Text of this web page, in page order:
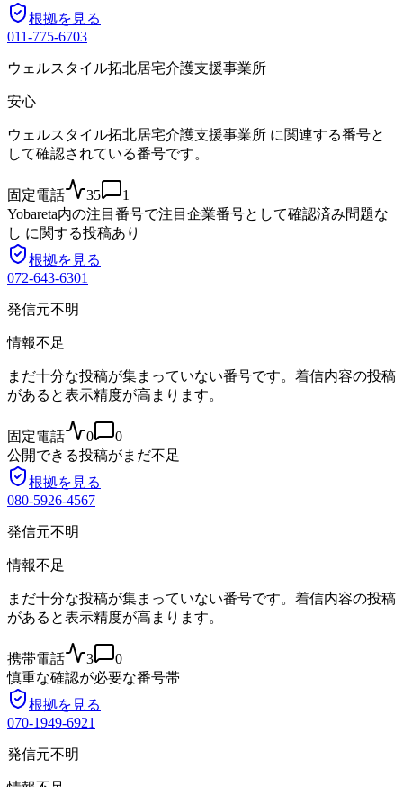
根拠を見る
011-775-6703
ウェルスタイル拓北居宅介護支援事業所
安心
ウェルスタイル拓北居宅介護支援事業所 に関連する番号と
して確認されている番号です。
固定電話 35
1
Yobareta内の注目番号で注目 企業番号として確認済み問題な
し に関する投稿あり
根拠を見る
072-643-6301
発信元不明
情報不足
まだ十分な投稿が集まっていない番号です。着信内容の投稿
があると表示精度が高まります。
固定電話 0
0
公開できる投稿がまだ不足
根拠を見る
080-5926-4567
発信元不明
情報不足
まだ十分な投稿が集まっていない番号です。着信内容の投稿
があると表示精度が高まります。
携帯電話 3
0
慎重な確認が必要な番号帯
根拠を見る
070-1949-6921
発信元不明